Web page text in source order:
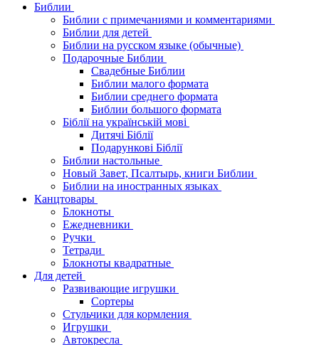
Библии
Библии с примечаниями и комментариями
Библии для детей
Библии на русском языке (обычные)
Подарочные Библии
Свадебные Библии
Библии малого формата
Библии среднего формата
Библии большого формата
Біблії на українській мові
Дитячі Біблії
Подарункові Біблії
Библии настольные
Новый Завет, Псалтырь, книги Библии
Библии на иностранных языках
Канцтовары
Блокноты
Ежедневники
Ручки
Тетради
Блокноты квадратные
Для детей
Развивающие игрушки
Сортеры
Стульчики для кормления
Игрушки
Автокресла